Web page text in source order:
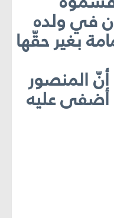
في ولده
بغير حقّها
أنّ المنصور
أضفى عليه